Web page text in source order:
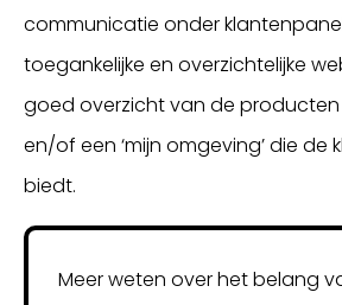
communicatie onder
toegankelijke en overzichtelijke
goed overzicht van de
en/of een ‘mijn omgeving’ die de
biedt.
Meer weten over het belang